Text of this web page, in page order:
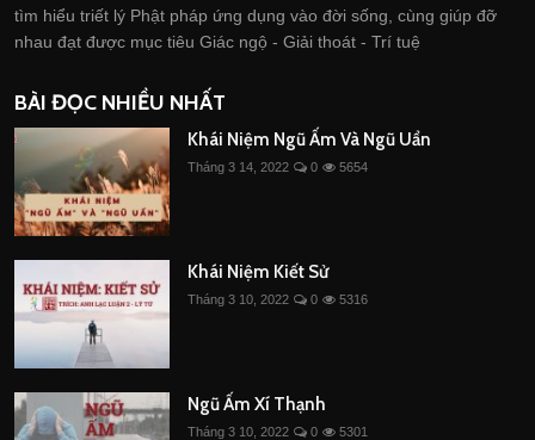
tìm hiểu triết lý Phật pháp ứng dụng vào đời sống, cùng giúp đỡ
nhau đạt được mục tiêu Giác ngộ - Giải thoát - Trí tuệ
BÀI ĐỌC NHIỀU NHẤT
Khái Niệm Ngũ Ấm Và Ngũ Uẩn
Tháng 3 14, 2022 0 5654
Khái Niệm Kiết Sử
Tháng 3 10, 2022 0 5316
Ngũ Ấm Xí Thạnh
Tháng 3 10, 2022 0 5301